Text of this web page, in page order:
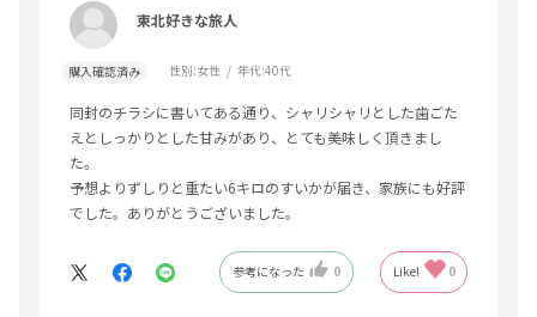
東北好きな旅人
購入確認済み 性別:女性 年代:40代
同封のチラシに書いてある通り、シャリシャリとした歯ごた
えとしっかりとした甘みがあり、とても美味しく頂きまし
た。
予想よりずしりと重たい6キロのすいかが届き、家族にも好評
でした。ありがとうございました。
参考になった 0 Like! 0